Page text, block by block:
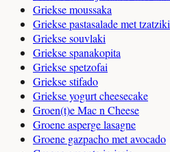
Griekse moussaka
Griekse pastasalade met tzatziki
Griekse souvlaki
Griekse spanakopita
Griekse spetzofai
Griekse stifado
Griekse yogurt cheesecake
Groen(t)e Mac n Cheese
Groene asperge lasagne
Groene gazpacho met avocado